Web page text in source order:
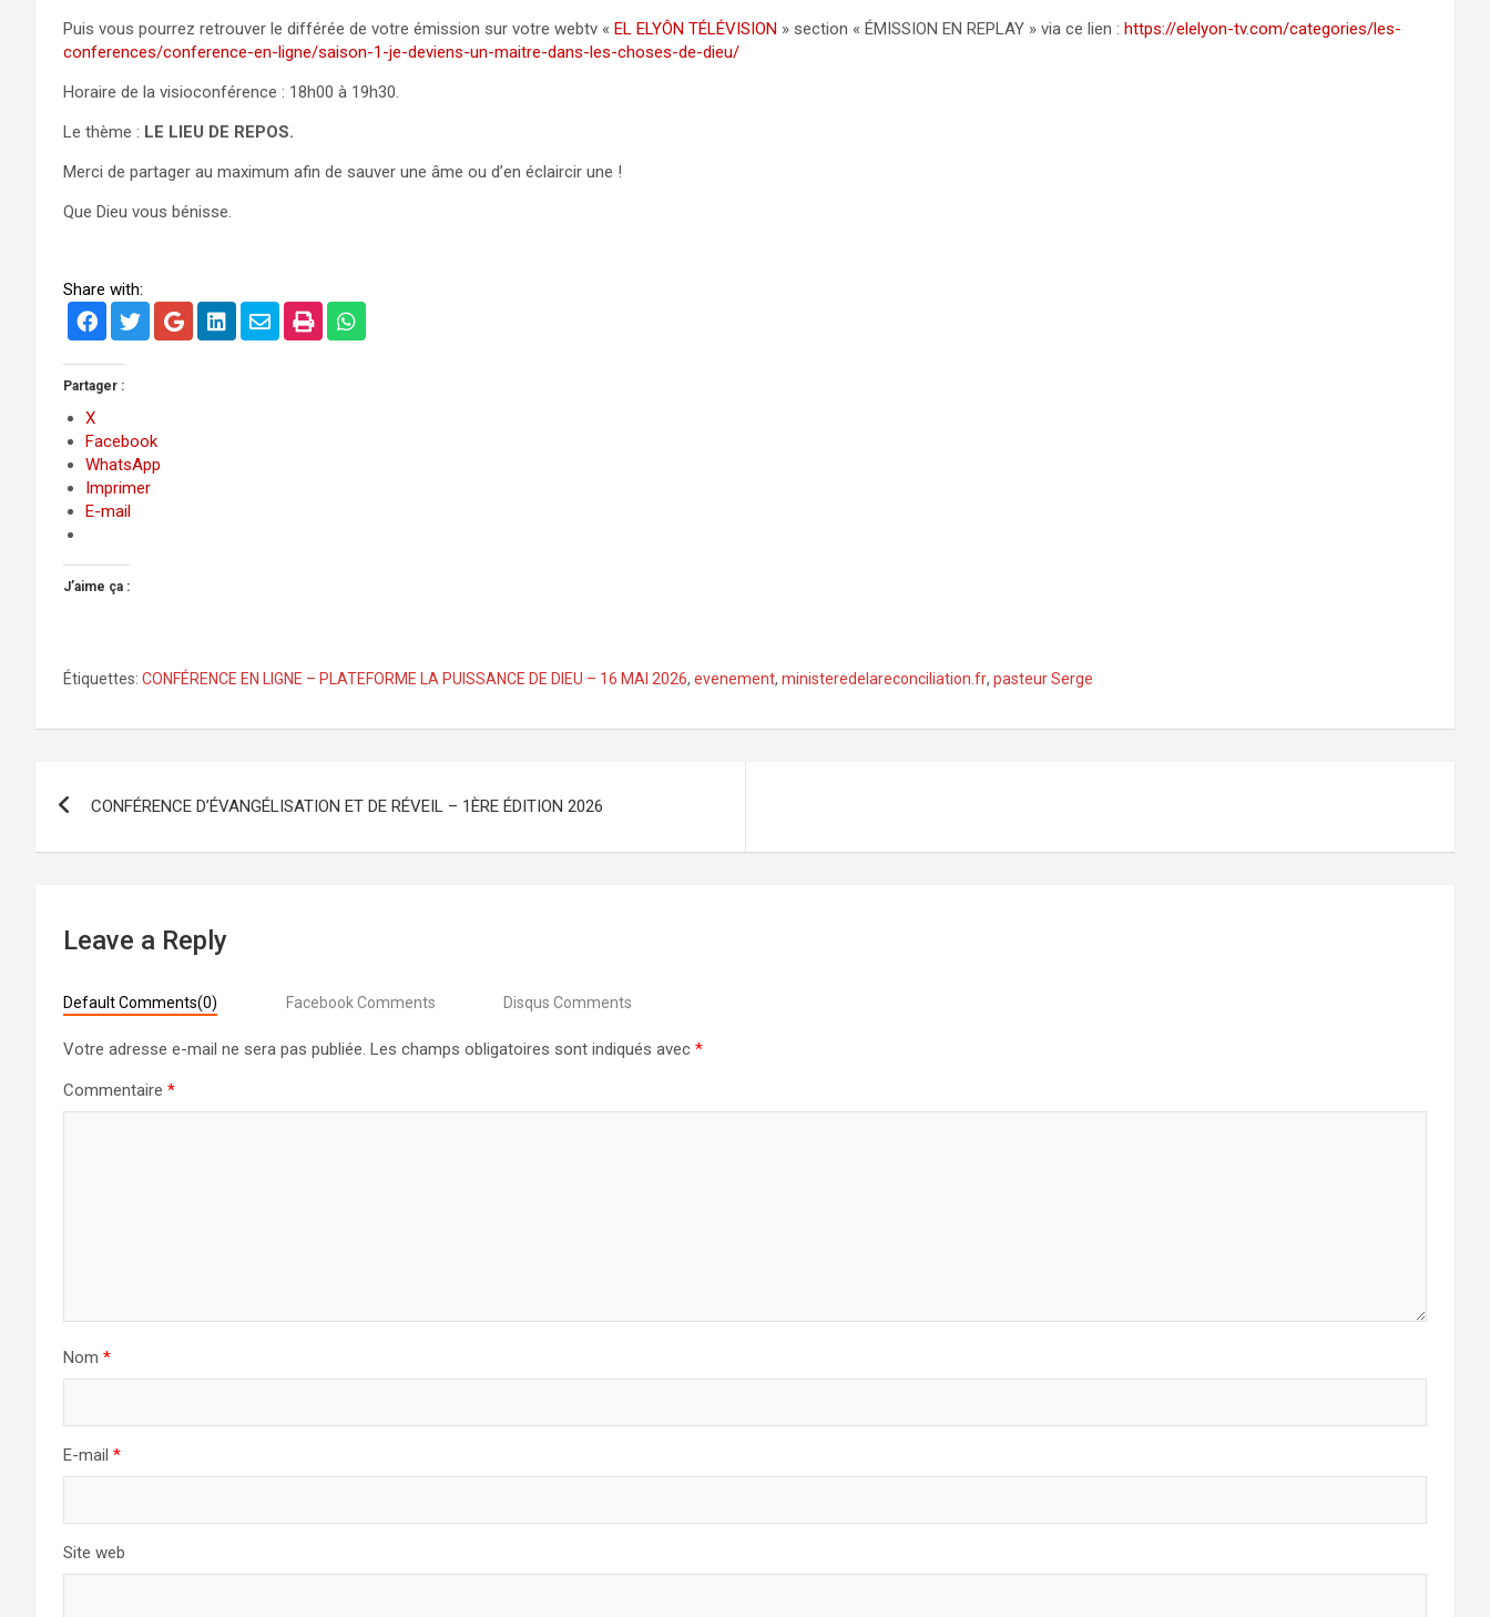
Puis vous pourrez retrouver le différée de votre émission sur votre webtv « EL ELYÔN TÉLÉVISION » section « ÉMISSION EN REPLAY » via ce lien : https://elelyon-tv.com/categories/les-
conferences/conference-en-ligne/saison-1-je-deviens-un-maitre-dans-les-choses-de-dieu/
Horaire de la visioconférence : 18h00 à 19h30.
Le thème : LE LIEU DE REPOS.
Merci de partager au maximum afin de sauver une âme ou d’en éclaircir une !
Que Dieu vous bénisse.
Share with:
Partager :
X
Facebook
WhatsApp
Imprimer
E-mail
J’aime ça :
Étiquettes: CONFÉRENCE EN LIGNE – PLATEFORME LA PUISSANCE DE DIEU – 16 MAI 2026, evenement, ministeredelareconciliation.fr, pasteur Serge
CONFÉRENCE D’ÉVANGÉLISATION ET DE RÉVEIL – 1ÈRE ÉDITION 2026
Leave a Reply
Default Comments(0) Facebook Comments Disqus Comments
Votre adresse e-mail ne sera pas publiée. Les champs obligatoires sont indiqués avec *
Commentaire *
Nom *
E-mail *
Site web